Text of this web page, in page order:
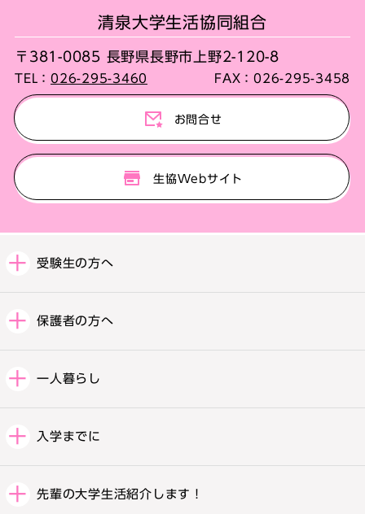
清泉大学生活協同組合
〒381-0085 長野県長野市上野2-120-8
TEL： 026-295-3460 FAX： 026-295-3458
お問合せ
生協Webサイト
受験生の方へ
保護者の方へ
一人暮らし
入学までに
先輩の大学生活紹介します！